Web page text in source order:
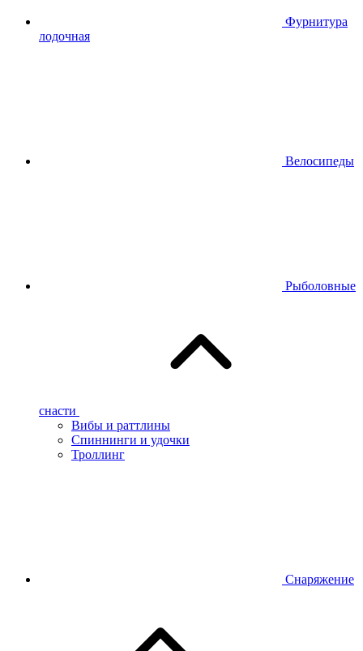
Фурнитура
лодочная
Велосипеды
Рыболовные
снасти
Вибы и раттлины
Спиннинги и удочки
Троллинг
Снаряжение